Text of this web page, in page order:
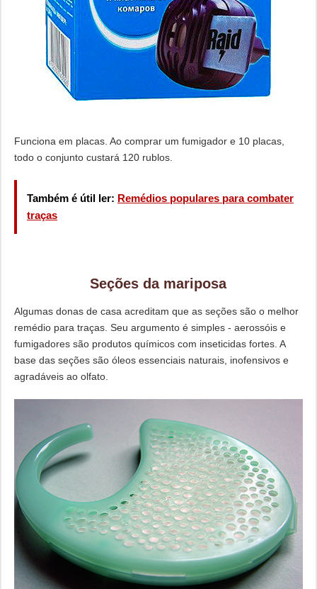
Funciona em placas. Ao comprar um fumigador e 10 placas,
todo o conjunto custará 120 rublos.
Também é útil ler: Remédios populares para combater
traças
Seções da mariposa
Algumas donas de casa acreditam que as seções são o melhor
remédio para traças. Seu argumento é simples - aerossóis e
fumigadores são produtos químicos com inseticidas fortes. A
base das seções são óleos essenciais naturais, inofensivos e
agradáveis ​​ao olfato.